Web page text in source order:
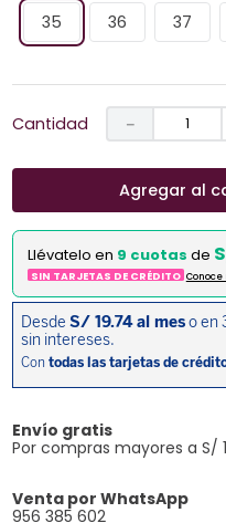
35 36 37
Cantidad －
Agregar al
Llévatelo en 9 cuotas de
SIN TARJETAS DE CRÉDITO
Envío gratis
Por compras mayores a S/
Venta por WhatsApp
956 385 602